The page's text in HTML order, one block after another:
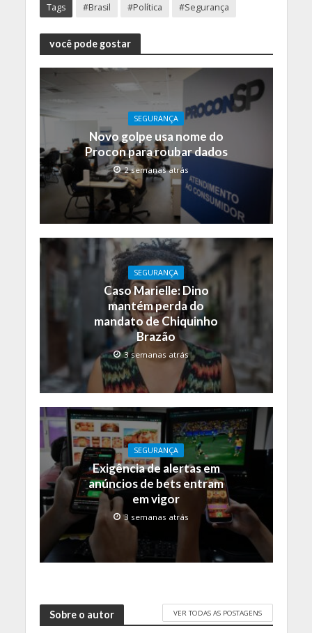
Tags #Brasil #Política #Segurança
você pode gostar
SEGURANÇA
Novo golpe usa nome do
Procon para roubar dados
2 semanas atrás
SEGURANÇA
Caso Marielle: Dino
mantém perda do
mandato de Chiquinho
Brazão
3 semanas atrás
SEGURANÇA
Exigência de alertas em
anúncios de bets entram
em vigor
3 semanas atrás
Sobre o autor VER TODAS AS POSTAGENS